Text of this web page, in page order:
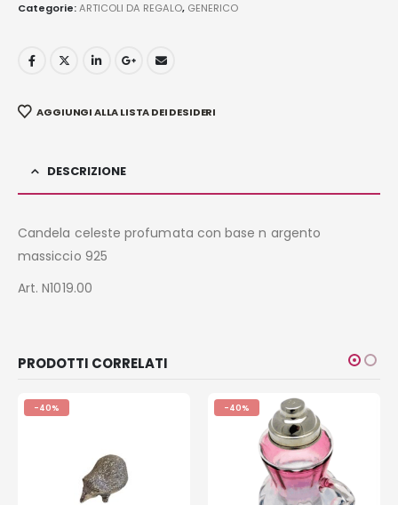
Categorie:ARTICOLI DA REGALO, GENERICO
AGGIUNGI ALLA LISTA DEI DESIDERI
DESCRIZIONE
Candela celeste profumata con base n argento
massiccio 925
Art. N1019.00
PRODOTTI CORRELATI
-40% -40%